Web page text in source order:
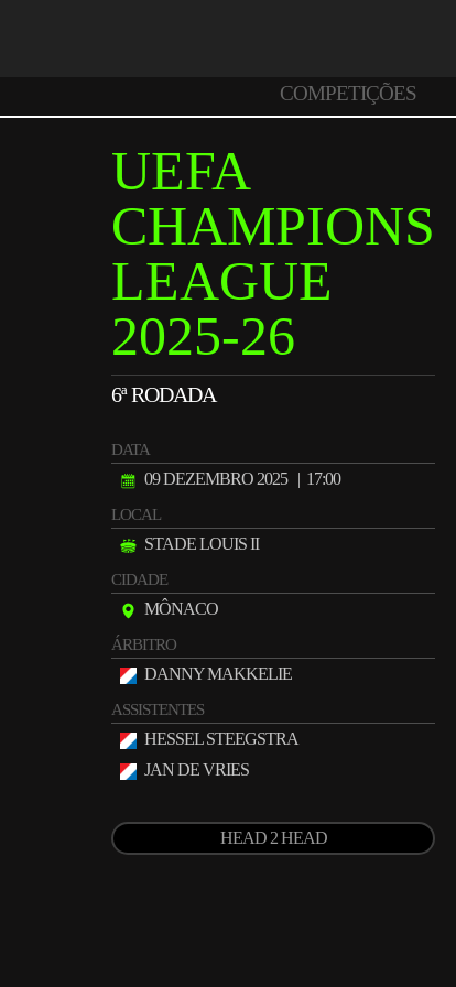
COMPETIÇÕES
UEFA
CHAMPIONS
LEAGUE
2025-26
6ª RODADA
DATA
09 DEZEMBRO 2025 | 17:00
LOCAL
STADE LOUIS II
CIDADE
MÔNACO
ÁRBITRO
DANNY MAKKELIE
ASSISTENTES
HESSEL STEEGSTRA
JAN DE VRIES
HEAD 2 HEAD